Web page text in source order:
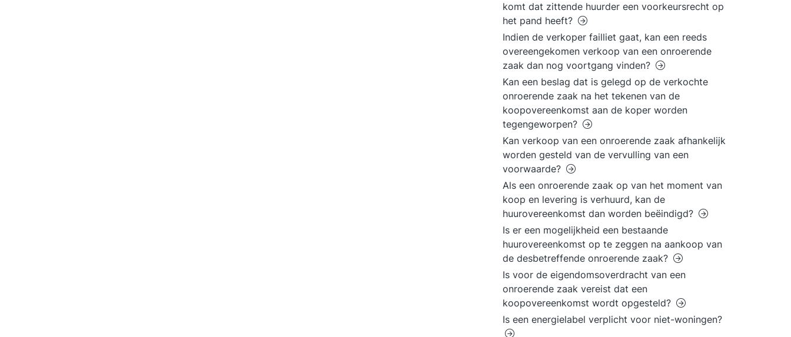
komt dat zittende huurder een voorkeursrecht op
het pand heeft?
Indien de verkoper failliet gaat, kan een reeds
overeengekomen verkoop van een onroerende
zaak dan nog voortgang vinden?
Kan een beslag dat is gelegd op de verkochte
onroerende zaak na het tekenen van de
koopovereenkomst aan de koper worden
tegengeworpen?
Kan verkoop van een onroerende zaak afhankelijk
worden gesteld van de vervulling van een
voorwaarde?
Als een onroerende zaak op van het moment van
koop en levering is verhuurd, kan de
huurovereenkomst dan worden beëindigd?
Is er een mogelijkheid een bestaande
huurovereenkomst op te zeggen na aankoop van
de desbetreffende onroerende zaak?
Is voor de eigendomsoverdracht van een
onroerende zaak vereist dat een
koopovereenkomst wordt opgesteld?
Is een energielabel verplicht voor niet-woningen?